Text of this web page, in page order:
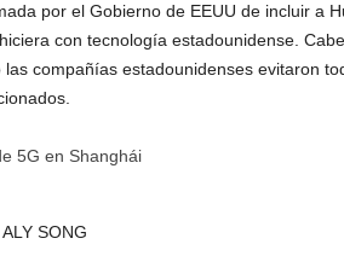
por el Gobierno de EEUU de incluir a
con tecnología estadounidense.
las compañías estadounidenses evitaron
SONG